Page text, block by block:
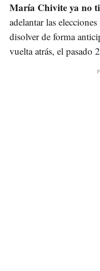
María Chivite ya no
adelantar las
disolver de forma
vuelta atrás, el pasado